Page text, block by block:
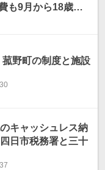
も9月から18歳ま
野町の制度と施設
キャッシュレス納
日市税務署と三十